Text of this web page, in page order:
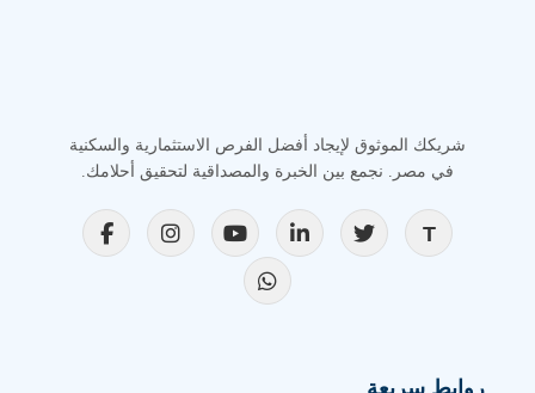
شريكك الموثوق لإيجاد أفضل الفرص الاستثمارية والسكنية
في مصر. نجمع بين الخبرة والمصداقية لتحقيق أحلامك.
روابط سريعة